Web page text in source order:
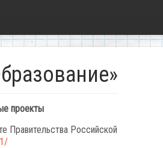
проекты
Правительства Российской